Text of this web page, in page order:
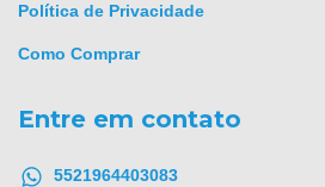
Política de Privacidade
Como Comprar
Entre em contato
5521964403083